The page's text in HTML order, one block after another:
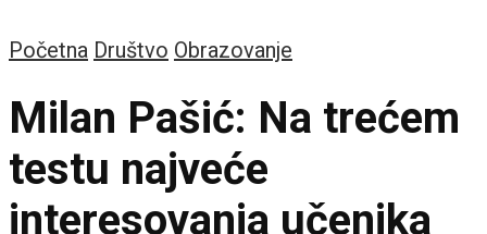
Početna Društvo Obrazovanje
Milan Pašić: Na trećem
testu najveće
interesovanja učenika